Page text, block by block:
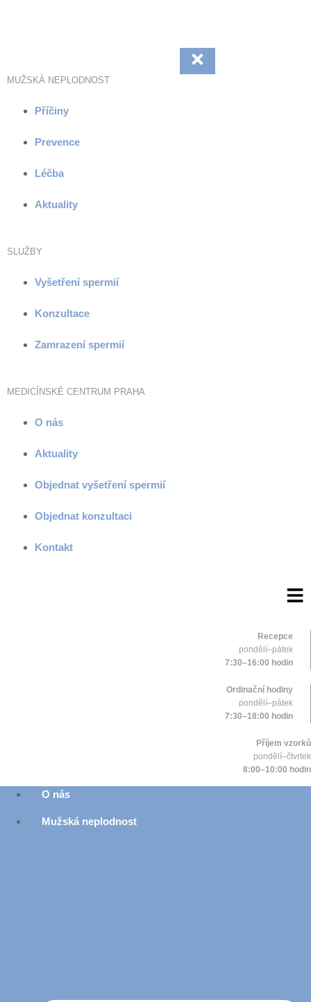
MUŽSKÁ NEPLODNOST
Příčiny
Prevence
Léčba
Aktuality
SLUŽBY
Vyšetření spermií
Konzultace
Zamrazení spermií
MEDICÍNSKÉ CENTRUM PRAHA
O nás
Aktuality
Objednat vyšetření spermií
Objednat konzultaci
Kontakt
Recepce
pondělí–pátek
7:30–16:00 hodin
Ordinační hodiny
pondělí–pátek
7:30–18:00 hodin
Příjem vzorků
pondělí–čtvrtek
8:00–10:00 hodin
O nás
Mužská neplodnost